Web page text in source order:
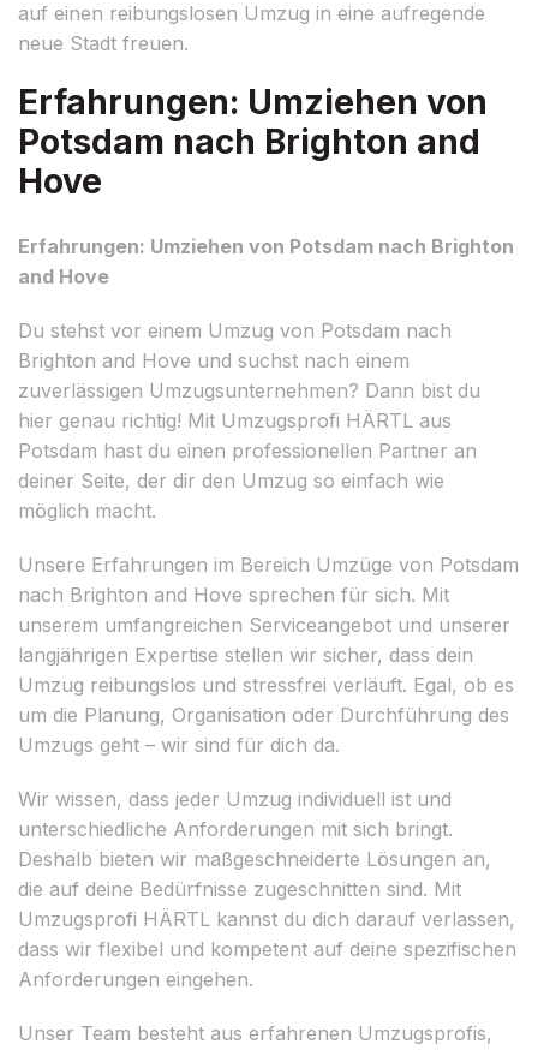
auf einen reibungslosen Umzug in eine aufregende
neue Stadt freuen.
Erfahrungen: Umziehen von
Potsdam nach Brighton and
Hove
Erfahrungen: Umziehen von Potsdam nach Brighton
and Hove
Du stehst vor einem Umzug von Potsdam nach
Brighton and Hove und suchst nach einem
zuverlässigen Umzugsunternehmen? Dann bist du
hier genau richtig! Mit Umzugsprofi HÄRTL aus
Potsdam hast du einen professionellen Partner an
deiner Seite, der dir den Umzug so einfach wie
möglich macht.
Unsere Erfahrungen im Bereich Umzüge von Potsdam
nach Brighton and Hove sprechen für sich. Mit
unserem umfangreichen Serviceangebot und unserer
langjährigen Expertise stellen wir sicher, dass dein
Umzug reibungslos und stressfrei verläuft. Egal, ob es
um die Planung, Organisation oder Durchführung des
Umzugs geht – wir sind für dich da.
Wir wissen, dass jeder Umzug individuell ist und
unterschiedliche Anforderungen mit sich bringt.
Deshalb bieten wir maßgeschneiderte Lösungen an,
die auf deine Bedürfnisse zugeschnitten sind. Mit
Umzugsprofi HÄRTL kannst du dich darauf verlassen,
dass wir flexibel und kompetent auf deine spezifischen
Anforderungen eingehen.
Unser Team besteht aus erfahrenen Umzugsprofis,